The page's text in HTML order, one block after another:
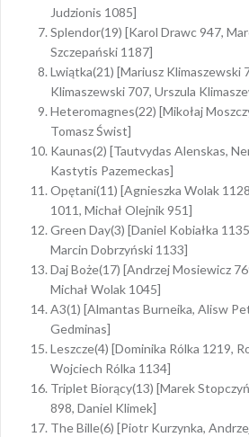
Judzionis 1085]
Splendor(19) [Karol Drawc 947,
Szczepański 1187]
Lwiątka(21) [Mariusz Klimaszewski
Klimaszewski 707, Urszula
Heteromagnes(22) [Mikołaj
Tomasz Świst]
Kaunas(2) [Tautvydas Alenskas,
Kastytis Pazemeckas]
Opętani(11) [Agnieszka Wolak
1011, Michał Olejnik 951]
Green Day(3) [Daniel Kobiałka
Marcin Dobrzyński 1133]
Daj Boże(17) [Andrzej Mosiewicz
Michał Wolak 1045]
A3(1) [Almantas Burneika, Alisw
Gedminas]
Leszcze(4) [Dominika Rólka 1219,
Wojciech Rólka 1134]
Triplet Biorący(13) [Marek
898, Daniel Klimek]
The Bille(6) [Piotr Kurzynka,